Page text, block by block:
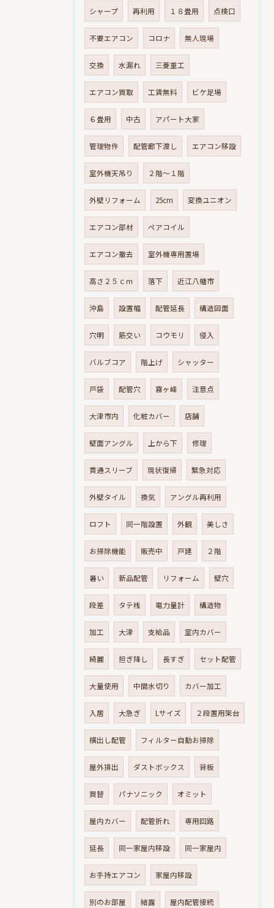
シャープ 再利用 １８畳用 点検口
不要エアコン コロナ 無人現場
交換 水漏れ 三菱重工
エアコン買取 工賃無料 ビケ足場
６畳用 中古 アパート大家
管理物件 配管廊下渡し エアコン移設
室外機天吊り ２階～１階
外壁リフォーム 25cm 変換ユニオン
エアコン部材 ペアコイル
エアコン撤去 室外機専用置場
高さ２５ｃｍ 落下 近江八幡市
沖島 設置幅 配管延長 構造図面
穴明 筋交い コウモリ 侵入
バルブコア 階上げ シャッター
戸袋 配管穴 霧ヶ峰 注意点
大津市内 化粧カバー 店舗
壁面アングル 上から下 修理
貫通スリーブ 現状復帰 緊急対応
外壁タイル 換気 アングル再利用
ロフト 同一階設置 外観 美しさ
お掃除機能 販売中 戸建 ２階
暑い 新品配管 リフォーム 壁穴
段差 タテ桟 電力量計 構造物
加工 大津 支給品 室内カバー
綺麗 担ぎ降し 長すぎ セット配管
大量使用 中間水切り カバー加工
入居 大急ぎ Lサイズ ２段置用架台
横出し配管 フィルター自動お掃除
屋外排出 ダストボックス 背板
買替 パナソニック オミット
屋内カバー 配管折れ 専用回路
延長 同一家屋内移設 同一家屋内
お手持エアコン 家屋内移設
別のお部屋 結露 屋内配管接続